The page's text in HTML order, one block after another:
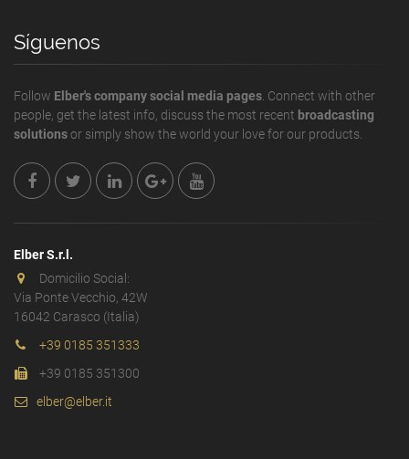
Síguenos
Follow Elber's company social media pages . Connect with other
people, get the latest info, discuss the most recent broadcasting
solutionsor simply show the world your love for our products.
Elber S.r.l.
Domicilio Social:
Via Ponte Vecchio, 42W
16042 Carasco (Italia)
+39 0185 351333
+39 0185 351300
elber@elber.it